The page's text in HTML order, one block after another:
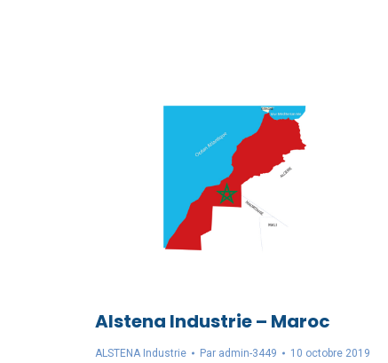
Alstena Industrie – Maroc
ALSTENA Industrie Par admin-3449 10 octobre 2019